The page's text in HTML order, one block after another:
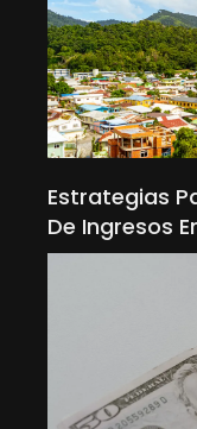
Estrategias
De Ingresos